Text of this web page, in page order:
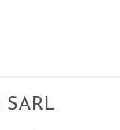
SARL